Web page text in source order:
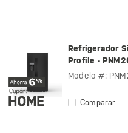
Refrigerador
Profile -
Modelo #:
Comparar